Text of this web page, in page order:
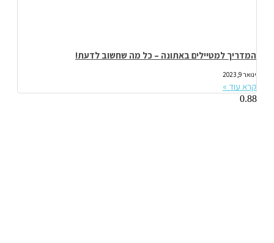
המדריך למטיילים באתונה – כל מה שחשוב לדעת!
ינואר 9, 2023
קרא עוד »